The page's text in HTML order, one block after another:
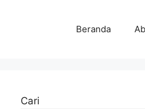
Beranda
Cari